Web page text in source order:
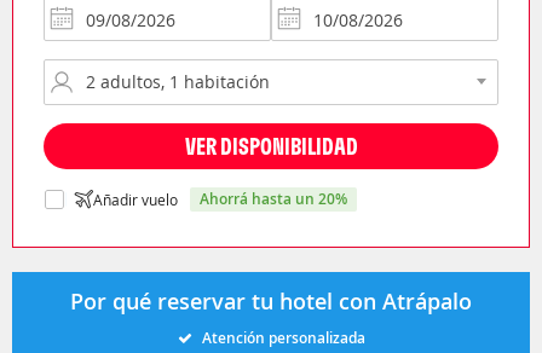
VER DISPONIBILIDAD
Añadir vuelo ahorrá hasta un 20%
Por qué reservar tu hotel con Atrápalo
Atención personalizada